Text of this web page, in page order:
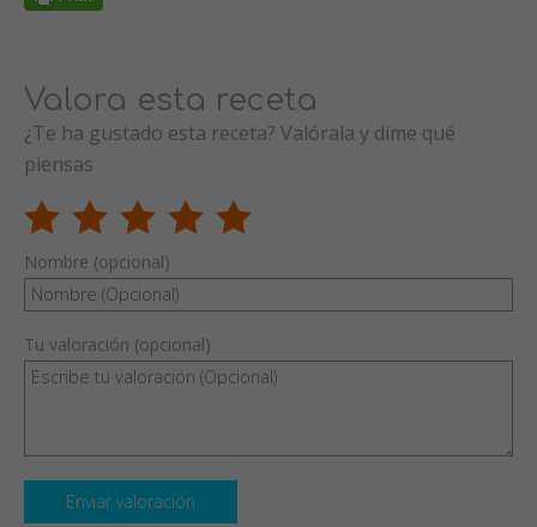
Valora esta receta
¿Te ha gustado esta receta? Valórala y dime qué
piensas
Nombre (opcional)
Tu valoración (opcional)
Enviar valoración